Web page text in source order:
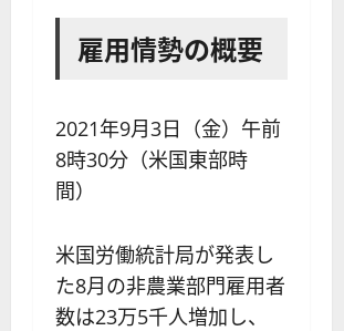
雇用情勢の概要
2021年9月3日（金）午前
8時30分（米国東部時
間）
米国労働統計局が発表し
た8月の非農業部門雇用者
数は23万5千人増加し、